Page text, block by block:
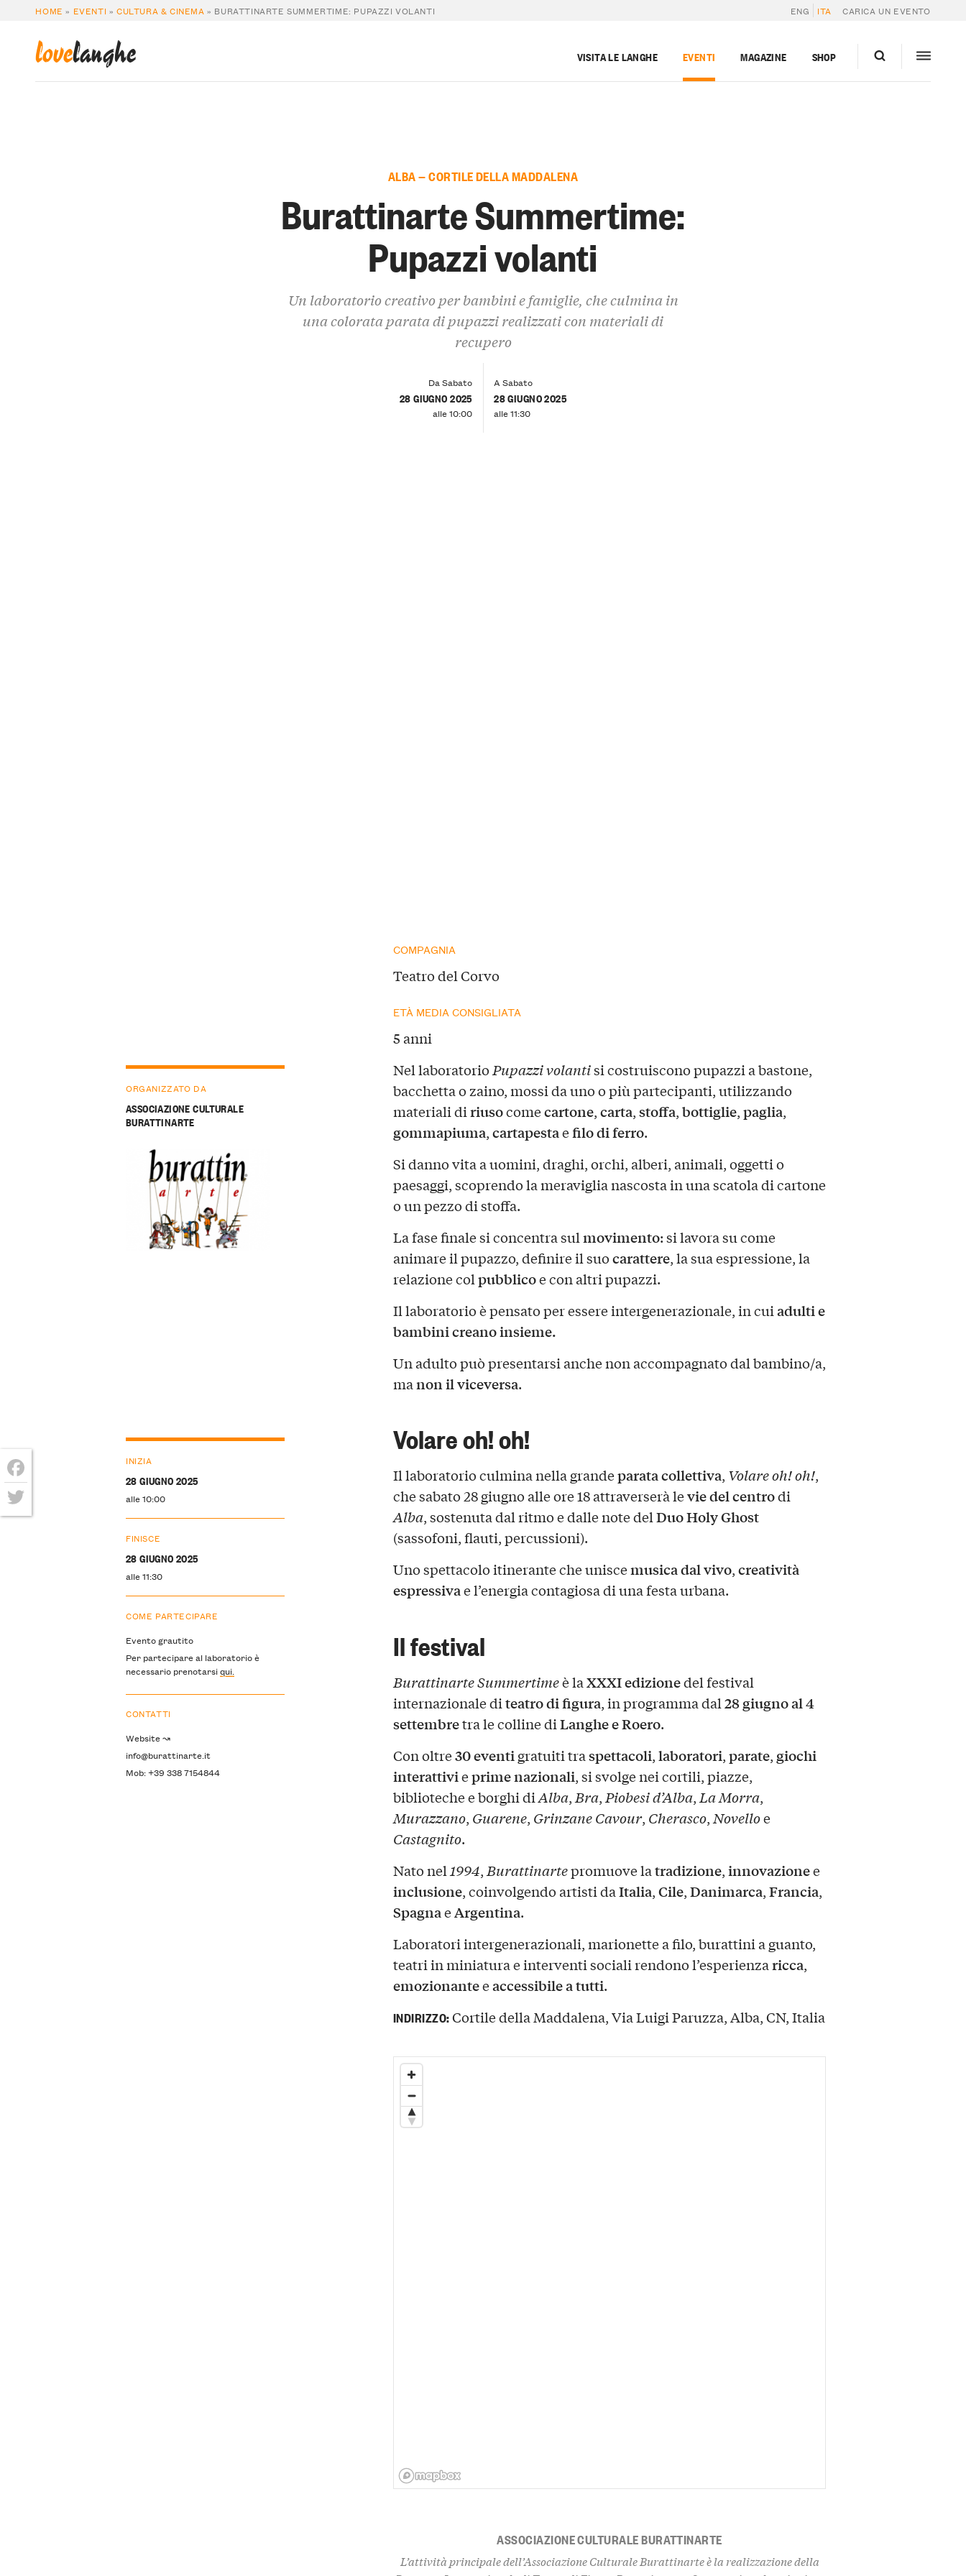
HOME » EVENTI »CULTURA & CINEMA » BURATTINARTE SUMMERTIME: PUPAZZI VOLANTI ENG ITA CARICA UN EVENTO
lovelanghe VISITA LE LANGHE EVENTI MAGAZINE SHOP
ALBA — CORTILE DELLA MADDALENA
Burattinarte Summertime:
Pupazzi volanti
Un laboratorio creativo per bambini e famiglie, che culmina in
una colorata parata di pupazzi realizzati con materiali di
recupero
Da Sabato
28 GIUGNO 2025
alle 10:00
A Sabato
28 GIUGNO 2025
alle 11:30
COMPAGNIA
Teatro del Corvo
ETÀ MEDIA CONSIGLIATA
5 anni
Nel laboratorio Pupazzi volantisi costruiscono pupazzi a bastone,
bacchetta o zaino, mossi da uno o più partecipanti, utilizzando
materiali diriusocomecartone,carta,stoffa,bottiglie,paglia,
gommapiuma,cartapestaefilo di ferro.
Si danno vita a uomini, draghi, orchi, alberi, animali, oggetti o
paesaggi, scoprendo la meraviglia nascosta in una scatola di cartone
o un pezzo di stoffa.
La fase finale si concentra sulmovimento: si lavora su come
animare il pupazzo, definire il suocarattere, la sua espressione, la
relazione colpubblicoe con altri pupazzi.
Il laboratorio è pensato per essere intergenerazionale, in cuiadulti e
bambini creano insieme.
Un adulto può presentarsi anche non accompagnato dal bambino/a,
manon il viceversa.
Volare oh! oh!
Il laboratorio culmina nella grandeparata collettiva, Volare oh! oh!,
che sabato 28 giugno alle ore 18 attraverserà levie del centrodi
Alba, sostenuta dal ritmo e dalle note delDuo Holy Ghost
(sassofoni, flauti, percussioni).
Uno spettacolo itinerante che uniscemusica dal vivo,creatività
espressivae l’energia contagiosa di una festa urbana.
Il festival
Burattinarte Summertimeè laXXXI edizionedel festival
internazionale diteatro di figura, in programma dal28 giugno al 4
settembretra le colline diLanghe e Roero.
Con oltre30 eventigratuiti traspettacoli,laboratori,parate, giochi
interattivieprime nazionali, si svolge nei cortili, piazze,
biblioteche e borghi diAlba, Bra, Piobesi d’Alba, La Morra,
Murazzano, Guarene, Grinzane Cavour, Cherasco, Novelloe
Castagnito.
Nato nel 1994, Burattinartepromuove latradizione,innovazionee
inclusione, coinvolgendo artisti daItalia,Cile,Danimarca,Francia,
SpagnaeArgentina.
Laboratori intergenerazionali, marionette a filo, burattini a guanto,
teatri in miniatura e interventi sociali rendono l’esperienzaricca,
emozionanteeaccessibile a tutti.
ORGANIZZATO DA
ASSOCIAZIONE CULTURALE
BURATTINARTE
INIZIA
28 GIUGNO 2025
alle 10:00
FINISCE
28 GIUGNO 2025
alle 11:30
COME PARTECIPARE
Evento grautito
Per partecipare al laboratorio è
necessario prenotarsiqui.
CONTATTI
Website ↝
info@burattinarte.it
Mob: +39 338 7154844
INDIRIZZO:Cortile della Maddalena, Via Luigi Paruzza, Alba, CN, Italia
ASSOCIAZIONE CULTURALE BURATTINARTE
L’attività principale dell’Associazione Culturale Burattinarte è la realizzazione della
Facebook
Twitter